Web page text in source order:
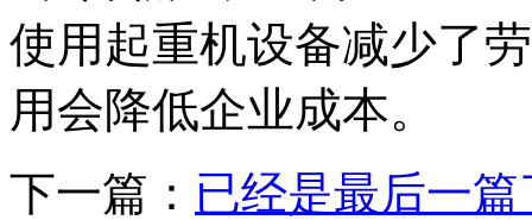
使用起重机设备减少了
用会降低企业成本。
下一篇： 已经是最后一篇